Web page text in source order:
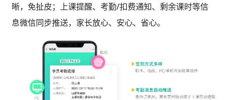
晰，免扯皮；上课提醒、考勤/扣费通知、剩余课时等信
息微信同步推送，家长放心、安心、省心。